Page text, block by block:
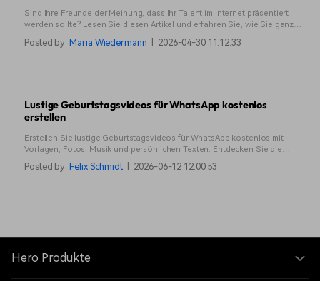
Sind Ihre Freunde der Meinung, dass Ihr Talent im Internet präsentiert
werden sollte? Lesen Sie diesen Artikel und erfahren Sie, wie Sie ganz
einfach einen Youtube-Kanal auf Ihrem Telefon erstellen können.
Posted by Maria Wiedermann 2026-04-30 11:12:33
Lustige Geburtstagsvideos für WhatsApp kostenlos
erstellen
Erstellen Sie lustige Geburtstagsvideos für WhatsApp kostenlos mit
Vorlagen, Fotos, Musik und persönlichen Texten. Entdecken Sie die
besten Tools, kreative Ideen und Tipps zum schnellen Versand per
WhatsApp.
Posted by Felix Schmidt 2026-06-12 12:00:53
Hero Produkte